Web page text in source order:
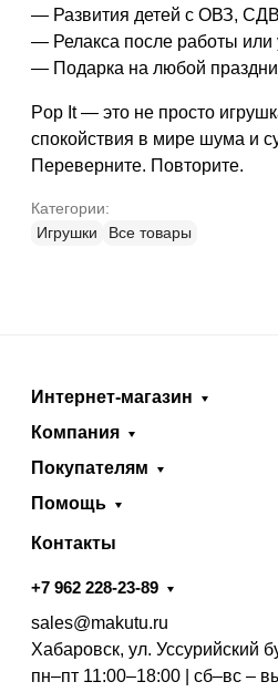
— Развития детей с ОВЗ,
— Релакса после работы или
— Подарка на любой
Pop It — это не просто
спокойствия в мире шума и
Переверните. Повторите.
Категории:
Игрушки
Все товары
Интернет-магазин
Компания
Покупателям
Помощь
Контакты
+7 962 228-23-89
sales@makutu.ru
Хабаровск, ул. Уссурийский
пн–пт 11:00–18:00 | сб–вс –